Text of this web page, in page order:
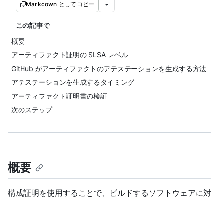
Markdown としてコピー
この記事で
概要
アーティファクト証明の SLSA レベル
GitHub がアーティファクトのアテステーションを生成する方法
アテステーションを生成するタイミング
アーティファクト証明書の検証
次のステップ
概要
構成証明を使用することで、ビルドするソフトウェアに対